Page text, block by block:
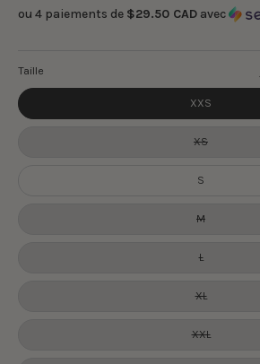
ou 4 paiements de $29.50 CAD avec
Taille
XXS
XS
S
M
L
XL
XXL